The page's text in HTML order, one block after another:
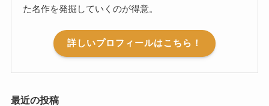
た名作を発掘していくのが得意。
詳しいプロフィールはこちら！
最近の投稿